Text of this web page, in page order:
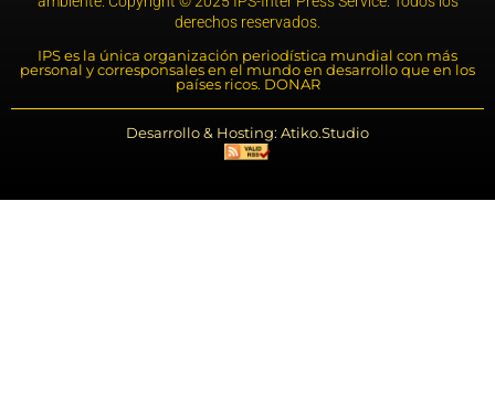
derechos reservados.
IPS es la única organización periodística mundial con más
personal y corresponsales en el mundo en desarrollo que en los
países ricos. DONAR
Desarrollo & Hosting: Atiko.Studio